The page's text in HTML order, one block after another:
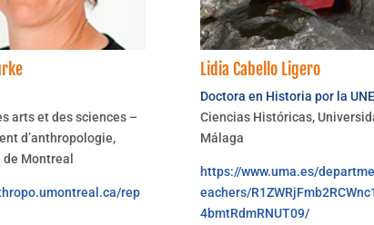
arts et des sciences –
d’anthropologie,
de Montreal
rep
Lidia Cabello Ligero
Doctora en Historia por la
Ciencias Históricas,
Málaga
https://www.uma.es/
eachers/
4bmtRdmRNUT09/